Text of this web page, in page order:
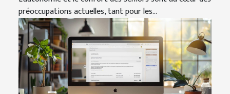
préoccupations actuelles, tant pour les...